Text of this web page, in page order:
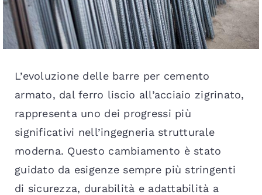
Tondino
Gabbie per cemento
Blog
L’evoluzione delle barre per cemento
armato, dal ferro liscio all’acciaio zigrinato,
rappresenta uno dei progressi più
significativi nell’ingegneria strutturale
moderna. Questo cambiamento è stato
guidato da esigenze sempre più stringenti
di sicurezza, durabilità e adattabilità a